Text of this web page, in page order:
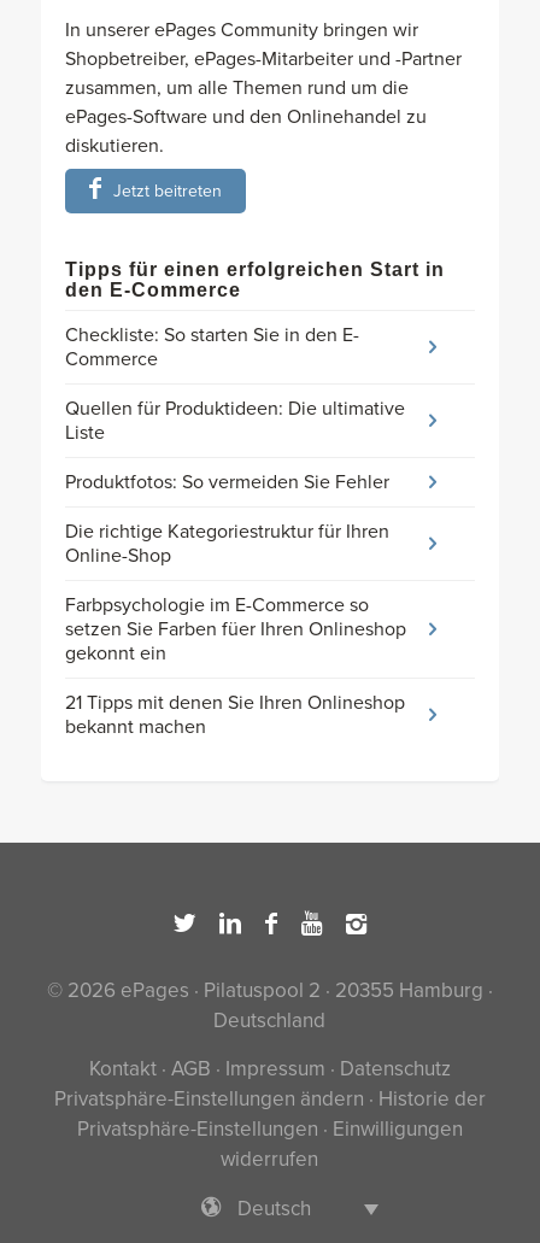
In unserer ePages Community bringen wir
Shopbetreiber, ePages-Mitarbeiter und -Partner
zusammen, um alle Themen rund um die
ePages-Software und den Onlinehandel zu
diskutieren.
Jetzt beitreten
Tipps für einen erfolgreichen Start in
den E-Commerce
Checkliste: So starten Sie in den E-
Commerce
Quellen für Produktideen: Die ultimative
Liste
Produktfotos: So vermeiden Sie Fehler
Die richtige Kategoriestruktur für Ihren
Online-Shop
Farbpsychologie im E-Commerce so
setzen Sie Farben füer Ihren Onlineshop
gekonnt ein
21 Tipps mit denen Sie Ihren Onlineshop
bekannt machen
© 2026 ePages · Pilatuspool 2 · 20355 Hamburg ·
Deutschland
Kontakt· AGB · Impressum · Datenschutz
Privatsphäre-Einstellungen ändern · Historie der
Privatsphäre-Einstellungen · Einwilligungen
widerrufen
Deutsch